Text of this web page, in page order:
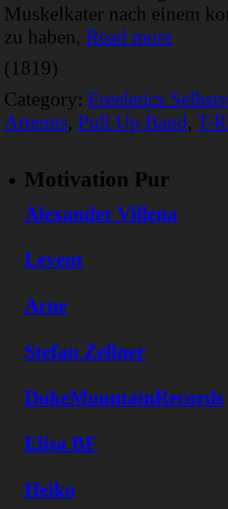
Muskelkater nach einem
zu haben, Read more
(1819)
Category: Freeletics
Artemis, Pull Up Band, T-
Motivation Pur
Alexander Villena
Levent
Arne
Stefan Zellner
DukeMountainRecords
Elisa BF
Heiko